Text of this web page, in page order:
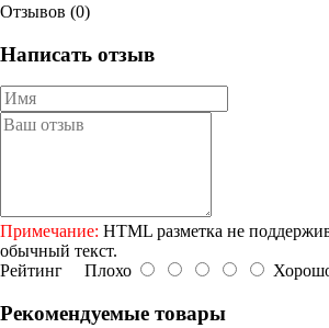
Отзывов (0)
Написать отзыв
Примечание: HTML разметка не
обычный текст.
Рейтинг Плохо
Рекомендуемые товары